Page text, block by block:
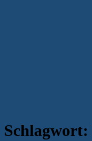
Schlagwort: